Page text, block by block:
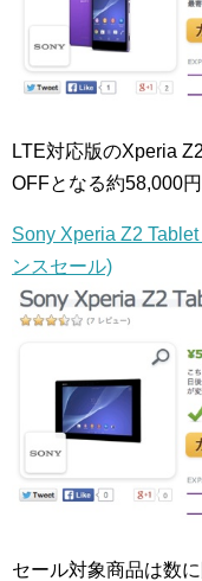
LTE対応版のXperia
OFFとなる約58,000円
Sony Xperia Z2
ンスセール)
セール対象商品は数